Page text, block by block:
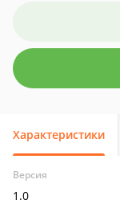
Характеристики
Версия
1.0